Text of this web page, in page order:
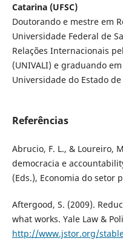
Catarina (UFSC)
Doutorando e mestre em
Universidade Federal de
Relações Internacionais
(UNIVALI) e graduando
Universidade do Estado de
Referências
Abrucio, F. L., & Loureiro,
democracia e
(Eds.), Economia do setor
Aftergood, S. (2009).
what works. Yale Law &
http://www.jstor.org/